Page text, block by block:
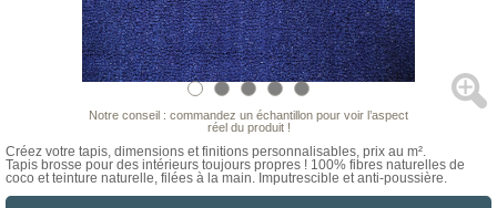
Notre conseil : commandez un échantillon pour voir l’aspect
réel du produit !
Créez votre tapis, dimensions et finitions personnalisables, prix au m².
Tapis brosse pour des intérieurs toujours propres ! 100% fibres naturelles de
coco et teinture naturelle, filées à la main. Imputrescible et anti-poussière.